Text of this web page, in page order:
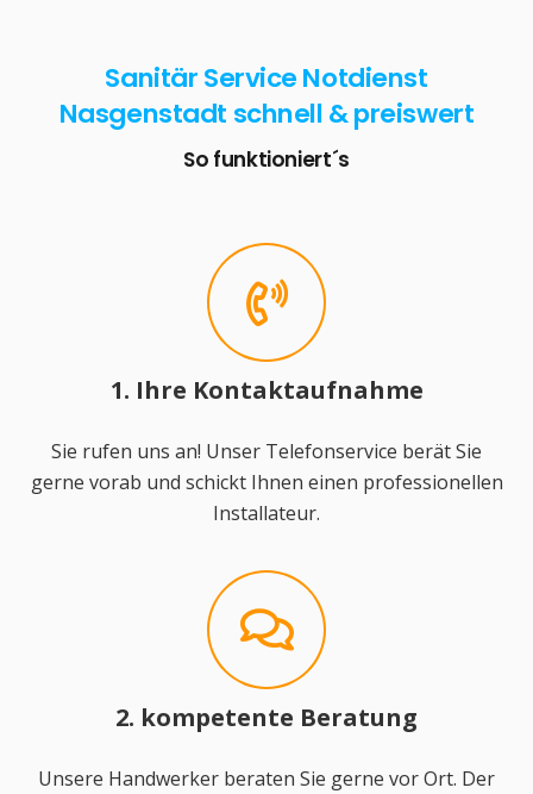
Sanitär Service Notdienst
Nasgenstadt schnell & preiswert
So funktioniert´s
1. Ihre Kontaktaufnahme
Sie rufen uns an! Unser Telefonservice berät Sie
gerne vorab und schickt Ihnen einen professionellen
Installateur.
2. kompetente Beratung
Unsere Handwerker beraten Sie gerne vor Ort. Der